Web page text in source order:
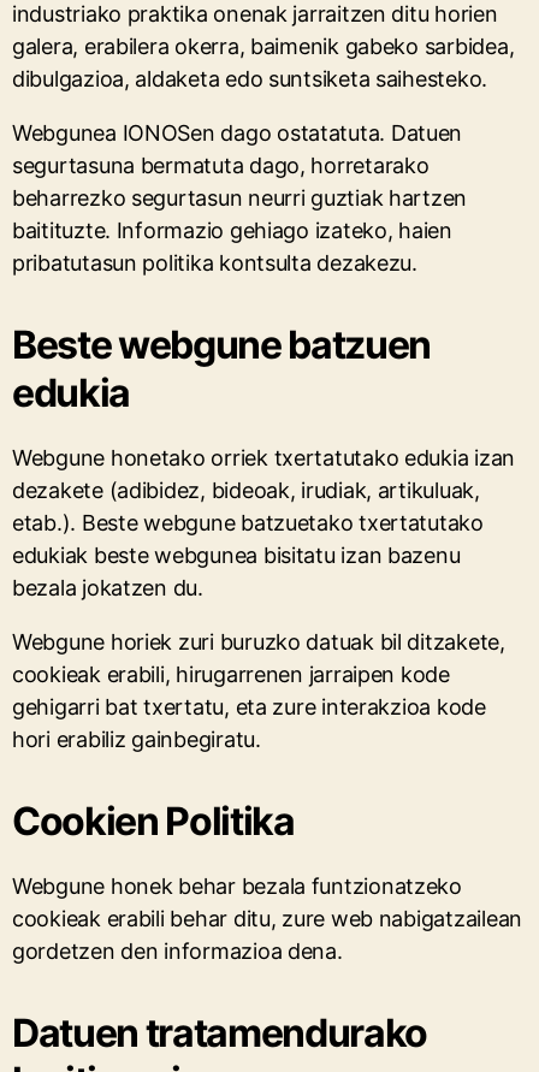
industriako praktika onenak jarraitzen ditu horien
galera, erabilera okerra, baimenik gabeko sarbidea,
dibulgazioa, aldaketa edo suntsiketa saihesteko.
Webgunea IONOSen dago ostatatuta. Datuen
segurtasuna bermatuta dago, horretarako
beharrezko segurtasun neurri guztiak hartzen
baitituzte. Informazio gehiago izateko, haien
pribatutasun politika kontsulta dezakezu.
Beste webgune batzuen
edukia
Webgune honetako orriek txertatutako edukia izan
dezakete (adibidez, bideoak, irudiak, artikuluak,
etab.). Beste webgune batzuetako txertatutako
edukiak beste webgunea bisitatu izan bazenu
bezala jokatzen du.
Webgune horiek zuri buruzko datuak bil ditzakete,
cookieak erabili, hirugarrenen jarraipen kode
gehigarri bat txertatu, eta zure interakzioa kode
hori erabiliz gainbegiratu.
Cookien Politika
Webgune honek behar bezala funtzionatzeko
cookieak erabili behar ditu, zure web nabigatzailean
gordetzen den informazioa dena.
Datuen tratamendurako